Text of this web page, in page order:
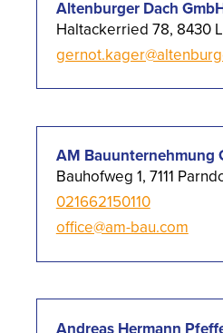
Altenburger Dach
Haltackerried 78, 8430
AM Bauunternehmung
Bauhofweg 1, 7111
021662150110
office@am-bau.com
Andreas Hermann